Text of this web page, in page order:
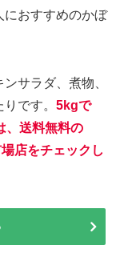
におすすめのかぼ
サラダ、煮物、
です。 5kgで
、送料無料の
店をチェックし